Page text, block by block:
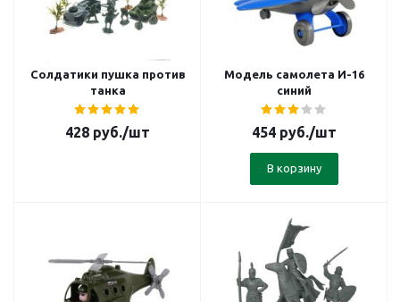
Солдатики пушка против
танка
428 руб./шт
Модель самолета И-16
синий
454 руб./шт
В корзину